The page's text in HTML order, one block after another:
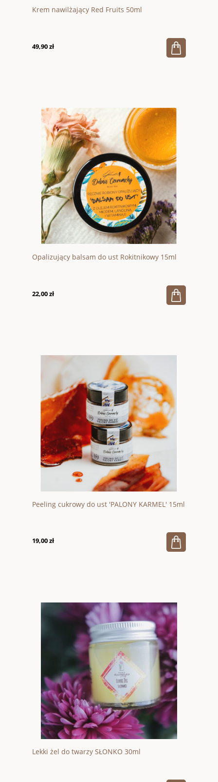
Krem nawilżający Red Fruits 50ml
49,90 zł
Opalizujący balsam do ust Rokitnikowy 15ml
22,00 zł
Peeling cukrowy do ust 'PALONY KARMEL' 15ml
19,00 zł
Lekki żel do twarzy SŁONKO 30ml